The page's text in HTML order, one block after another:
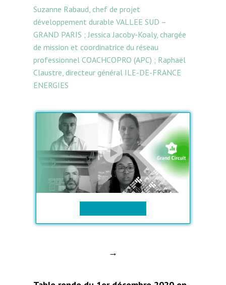
d
i
o
Suzanne Rabaud, chef de projet
développement durable VALLEE SUD –
GRAND PARIS ; Jessica Jacoby-Koaly, chargée
de mission et coordinatrice du réseau
professionnel COACHCOPRO (APC) ; Raphaël
Claustre, directeur général ILE-DE-FRANCE
ENERGIES
→